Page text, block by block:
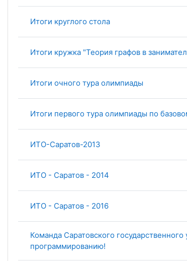
Итоги круглого стола
Итоги кружка "Теория графов в
Итоги очного тура олимпиады
Итоги первого тура олимпиады по
ИТО-Саратов-2013
ИТО - Саратов - 2014
ИТО - Саратов - 2016
Команда Саратовского
программированию!